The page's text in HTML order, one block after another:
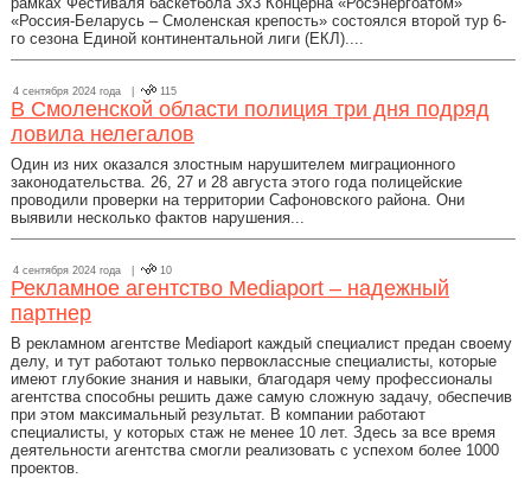
«Россия-Беларусь – Смоленская крепость» состоялся второй тур 6-
го сезона Единой континентальной лиги (ЕКЛ)....
4 сентября 2024 года | 115
В Смоленской области полиция три дня подряд
ловила нелегалов
Один из них оказался злостным нарушителем миграционного
законодательства. 26, 27 и 28 августа этого года полицейские
проводили проверки на территории Сафоновского района. Они
выявили несколько фактов нарушения...
4 сентября 2024 года | 10
Рекламное агентство Mediaport – надежный
партнер
В рекламном агентстве Mediaport каждый специалист предан своему
делу, и тут работают только первоклассные специалисты, которые
имеют глубокие знания и навыки, благодаря чему профессионалы
агентства способны решить даже самую сложную задачу, обеспечив
при этом максимальный результат. В компании работают
специалисты, у которых стаж не менее 10 лет. Здесь за все время
деятельности агентства смогли реализовать с успехом более 1000
проектов.